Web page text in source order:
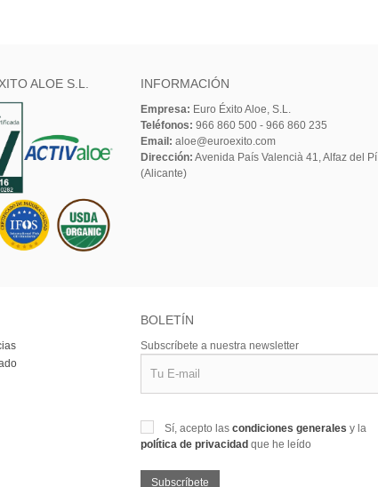
ALOE S.L. INFORMACIÓN
Empresa: Euro Éxito Aloe, S.L.
Teléfonos: 966 860 500 - 966 860 235
Email: aloe@euroexito.com
Dirección: Avenida País Valencià 41, Alfaz del Pí
(Alicante)
BOLETÍN
Subscríbete a nuestra newsletter
Sí, acepto las condiciones generales y la
política de privacidad que he leído
Subscríbete